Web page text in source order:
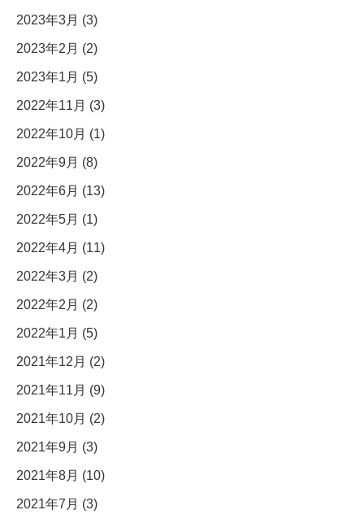
2023年3月 (3)
2023年2月 (2)
2023年1月 (5)
2022年11月 (3)
2022年10月 (1)
2022年9月 (8)
2022年6月 (13)
2022年5月 (1)
2022年4月 (11)
2022年3月 (2)
2022年2月 (2)
2022年1月 (5)
2021年12月 (2)
2021年11月 (9)
2021年10月 (2)
2021年9月 (3)
2021年8月 (10)
2021年7月 (3)